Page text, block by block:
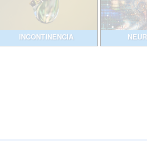
INCONTINENCIA